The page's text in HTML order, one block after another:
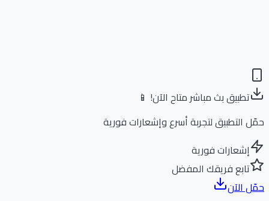
تطبيق بث مباشر متاح الآن! 📱
التطبيق لتجربة أسرع وإشعارات فورية
إشعارات فورية
تابع فريقك المفضل
الآن